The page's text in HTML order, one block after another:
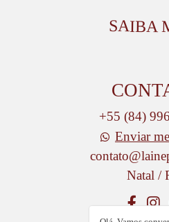
SAIBA
+55 (84)
Enviar
Natal /